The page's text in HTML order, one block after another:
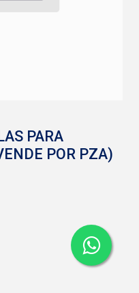
PARA
POR PZA)